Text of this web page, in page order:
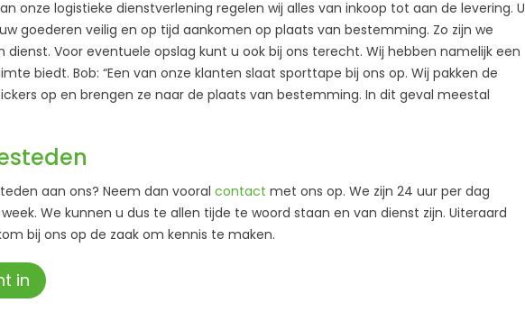
onze logistieke dienstverlening regelen wij alles van inkoop tot aan de levering. U
goederen veilig en op tijd aankomen op plaats van bestemming. Zo zijn we
dienst. Voor eventuele opslag kunt u ook bij ons terecht. Wij hebben namelijk een
biedt. Bob: “Een van onze klanten slaat sporttape bij ons op. Wij pakken de
op en brengen ze naar de plaats van bestemming. In dit geval meestal
aan ons? Neem dan vooral contact met ons op. We zijn 24 uur per dag
We kunnen u dus te allen tijde te woord staan en van dienst zijn. Uiteraard
bij ons op de zaak om kennis te maken.
in